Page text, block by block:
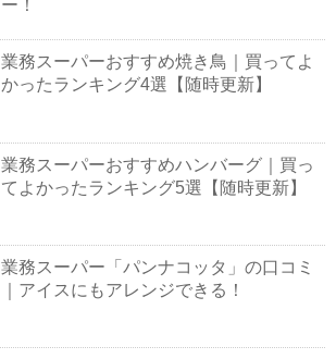
ー！
業務スーパーおすすめ焼き鳥｜買ってよ
かったランキング4選【随時更新】
業務スーパーおすすめハンバーグ｜買っ
てよかったランキング5選【随時更新】
業務スーパー「パンナコッタ」の口コミ
｜アイスにもアレンジできる！